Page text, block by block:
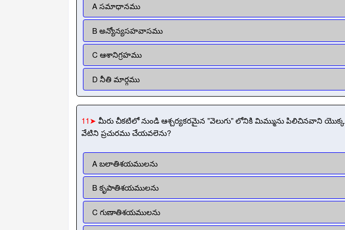
A సమాధానము
B అన్యోన్యసహవాసము
C ఆశానిగ్రహము
D నీతి మార్గము
11➤ మీరు చీకటిలో నుండి ఆశ్చర్యకరమైన "వెలుగు" లోనికి మిమ్మును పిలిచినవాని యొక్క
వేటిని ప్రచురము చేయవలెను?
A బలాతిశయములను
B కృపాతిశయములను
C గుణాతిశయములను